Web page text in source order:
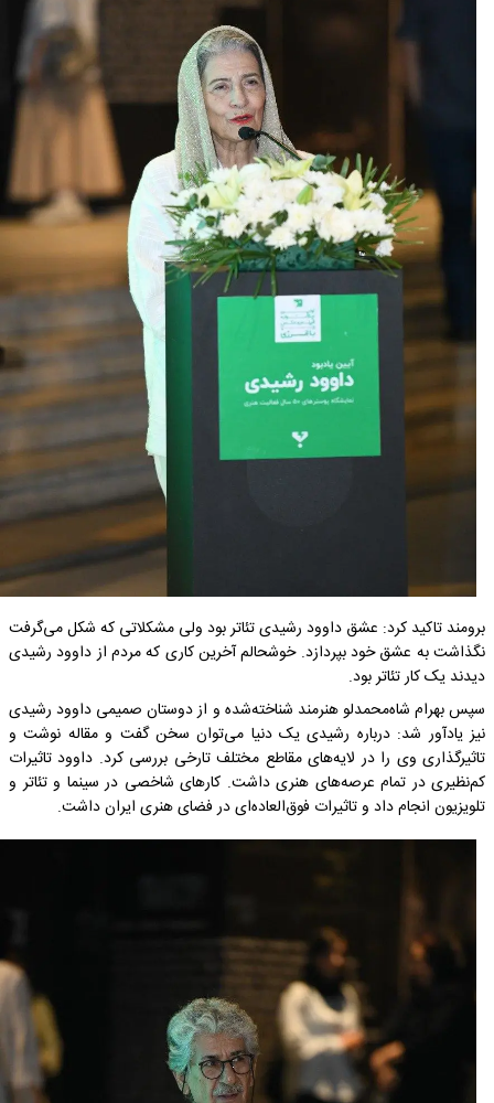
برومند تاکید کرد: عشق داوود رشیدی تئاتر بود ولی مشکلاتی که شکل‌ می‌گرفت
نگذاشت به عشق خود بپردازد. خوشحالم آخرین کاری که مردم از داوود رشیدی
دیدند یک کار تئاتر بود.
سپس بهرام شاه‌محمدلو هنرمند شناخته‌شده و از دوستان صمیمی داوود رشیدی
نیز یادآور شد: درباره رشیدی یک دنیا می‌توان سخن گفت و مقاله نوشت و
تاثیرگذاری وی را در لایه‌های مقاطع مختلف تارخی بررسی کرد. داوود تاثیرات
کم‌نظیری در تمام عرصه‌های هنری داشت. کارهای شاخصی در سینما و تئاتر و
تلویزیون انجام داد و تاثیرات فوق‌العاده‌ای در فضای هنری ایران داشت.